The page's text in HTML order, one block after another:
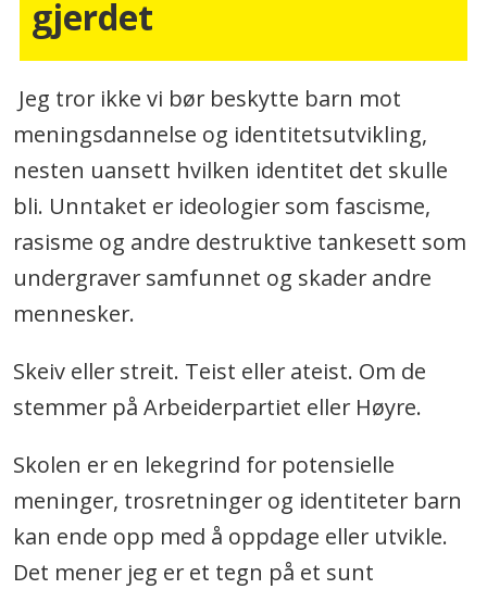
gjerdet
Jeg tror ikke vi bør beskytte barn mot
meningsdannelse og identitetsutvikling,
nesten uansett hvilken identitet det skulle
bli. Unntaket er ideologier som fascisme,
rasisme og andre destruktive tankesett som
undergraver samfunnet og skader andre
mennesker.
Skeiv eller streit. Teist eller ateist. Om de
stemmer på Arbeiderpartiet eller Høyre.
Skolen er en lekegrind for potensielle
meninger, trosretninger og identiteter barn
kan ende opp med å oppdage eller utvikle.
Det mener jeg er et tegn på et sunt